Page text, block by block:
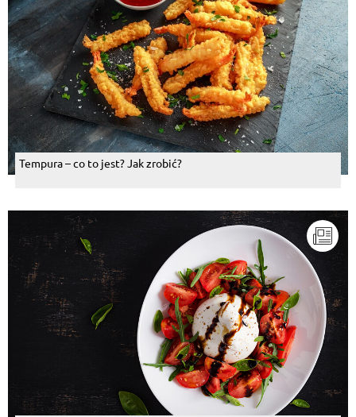
Tempura – co to jest? Jak zrobić?